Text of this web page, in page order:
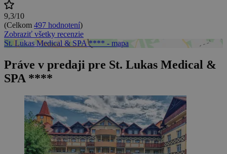
9,3/10
(Celkom 497 hodnotení)
Zobraziť všetky recenzie
St. Lukas Medical & SPA **** - mapa
Práve v predaji pre St. Lukas Medical &
SPA ****